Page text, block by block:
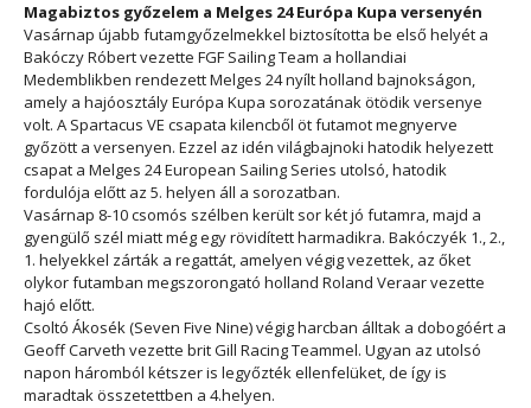
Magabiztos győzelem a Melges 24 Európa Kupa versenyén
Vasárnap újabb futamgyőzelmekkel biztosította be első helyét a
Bakóczy Róbert vezette FGF Sailing Team a hollandiai
Medemblikben rendezett Melges 24 nyílt holland bajnokságon,
amely a hajóosztály Európa Kupa sorozatának ötödik versenye
volt. A Spartacus VE csapata kilencből öt futamot megnyerve
győzött a versenyen. Ezzel az idén világbajnoki hatodik helyezett
csapat a Melges 24 European Sailing Series utolsó, hatodik
fordulója előtt az 5. helyen áll a sorozatban.
Vasárnap 8-10 csomós szélben került sor két jó futamra, majd a
gyengülő szél miatt még egy rövidített harmadikra. Bakóczyék 1., 2.,
1. helyekkel zárták a regattát, amelyen végig vezettek, az őket
olykor futamban megszorongató holland Roland Veraar vezette
hajó előtt.
Csoltó Ákosék (Seven Five Nine) végig harcban álltak a dobogóért a
Geoff Carveth vezette brit Gill Racing Teammel. Ugyan az utolsó
napon háromból kétszer is legyőzték ellenfelüket, de így is
maradtak összetettben a 4.helyen.